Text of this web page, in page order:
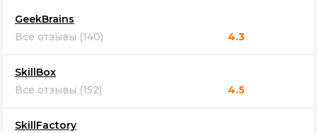
GeekBrains
Все отзывы (140)
4.3
SkillBox
Все отзывы (152)
4.5
SkillFactory